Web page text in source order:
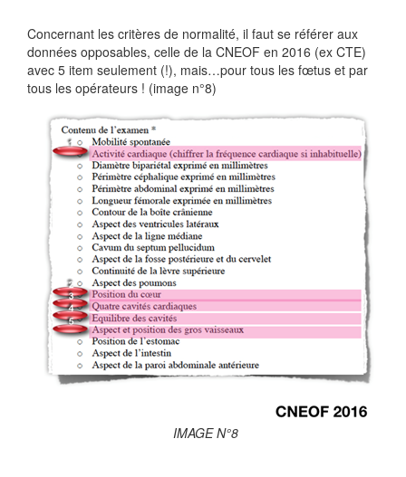
Concernant les critères de normalité, il faut se référer aux
données opposables, celle de la CNEOF en 2016 (ex CTE)
avec 5 item seulement (!), mais…pour tous les fœtus et par
tous les opérateurs ! (image n°8)
IMAGE N°8